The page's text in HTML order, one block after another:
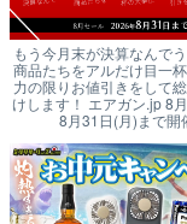
もう今月末が決算なんで
商品たちをアルだけ目一
力の限りお値引きをして
けします！ エアガン.jp 8
8月31日(月)まで開